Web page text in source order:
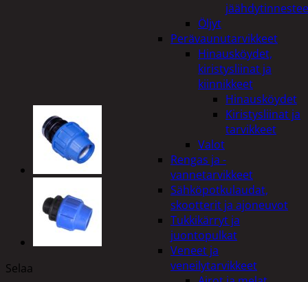
Öljyt
Perävaunutarvikkeet
Hinausköydet,
kiristysliinat ja
kiinnikkeet
Hinausköydet
Kiristysliinat ja
tarvikkeet
Valot
Rengas ja -
vannetarvikkeet
Sähköpotkulaudat,
skootterit ja ajoneuvot
Tukkikärryt ja
juontopulkat
Veneet ja
veneilytarvikkeet
Selaa